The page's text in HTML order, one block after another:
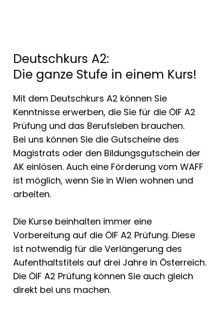
Deutschkurs A2:
Die ganze Stufe in einem Kurs!
Mit dem Deutschkurs A2 können Sie
Kenntnisse erwerben, die Sie für die ÖIF A2
Prüfung und das Berufsleben brauchen.
Bei uns können Sie die Gutscheine des
Magistrats oder den Bildungsgutschein der
AK einlösen. Auch eine Förderung vom WAFF
ist möglich, wenn Sie in Wien wohnen und
arbeiten.
Die Kurse beinhalten immer eine
Vorbereitung auf die ÖIF A2 Prüfung. Diese
ist notwendig für die Verlängerung des
Aufenthaltstitels auf drei Jahre in Österreich.
Die ÖIF A2 Prüfung können Sie auch gleich
direkt bei uns machen.